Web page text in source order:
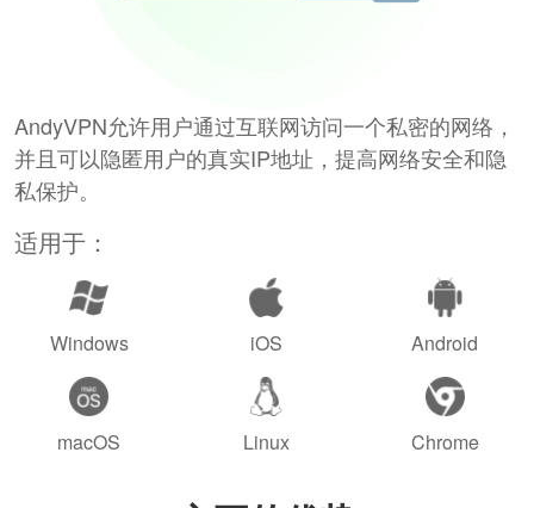
AndyVPN允许用户通过互联网访问一个私密的网络，
并且可以隐匿用户的真实IP地址，提高网络安全和隐
私保护。
适用于：
Windows iOS Android
macOS Linux Chrome